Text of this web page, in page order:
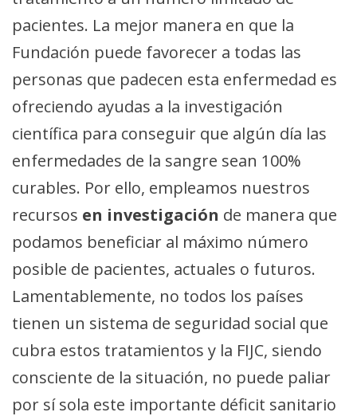
pacientes. La mejor manera en que la
Fundación puede favorecer a todas las
personas que padecen esta enfermedad es
ofreciendo ayudas a la investigación
científica para conseguir que algún día las
enfermedades de la sangre sean 100%
curables. Por ello, empleamos nuestros
recursos en investigación de manera que
podamos beneficiar al máximo número
posible de pacientes, actuales o futuros.
Lamentablemente, no todos los países
tienen un sistema de seguridad social que
cubra estos tratamientos y la FIJC, siendo
consciente de la situación, no puede paliar
por sí sola este importante déficit sanitario